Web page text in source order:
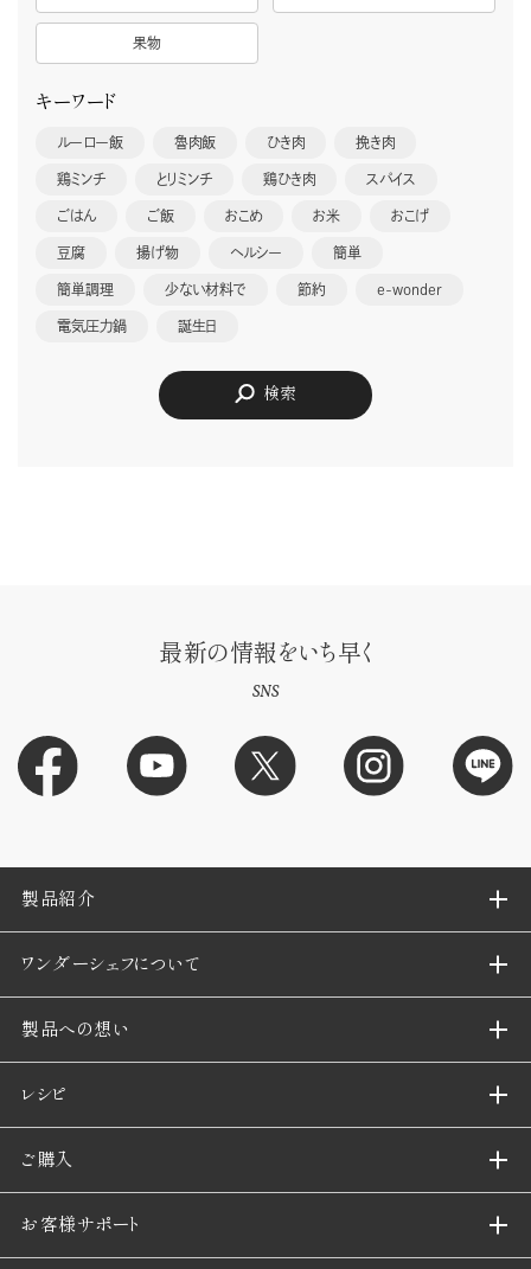
果物
キーワード
ルーロー飯 魯肉飯 ひき肉 挽き肉
鶏ミンチ とりミンチ 鶏ひき肉 スパイス
ごはん ご飯 おこめ お米 おこげ
豆腐 揚げ物 ヘルシー 簡単
簡単調理 少ない材料で 節約 e-wonder
電気圧力鍋 誕生日
検索
最新の情報をいち早く
SNS
製品紹介
ワンダーシェフについて
製品への想い
レシピ
ご購入
お客様サポート